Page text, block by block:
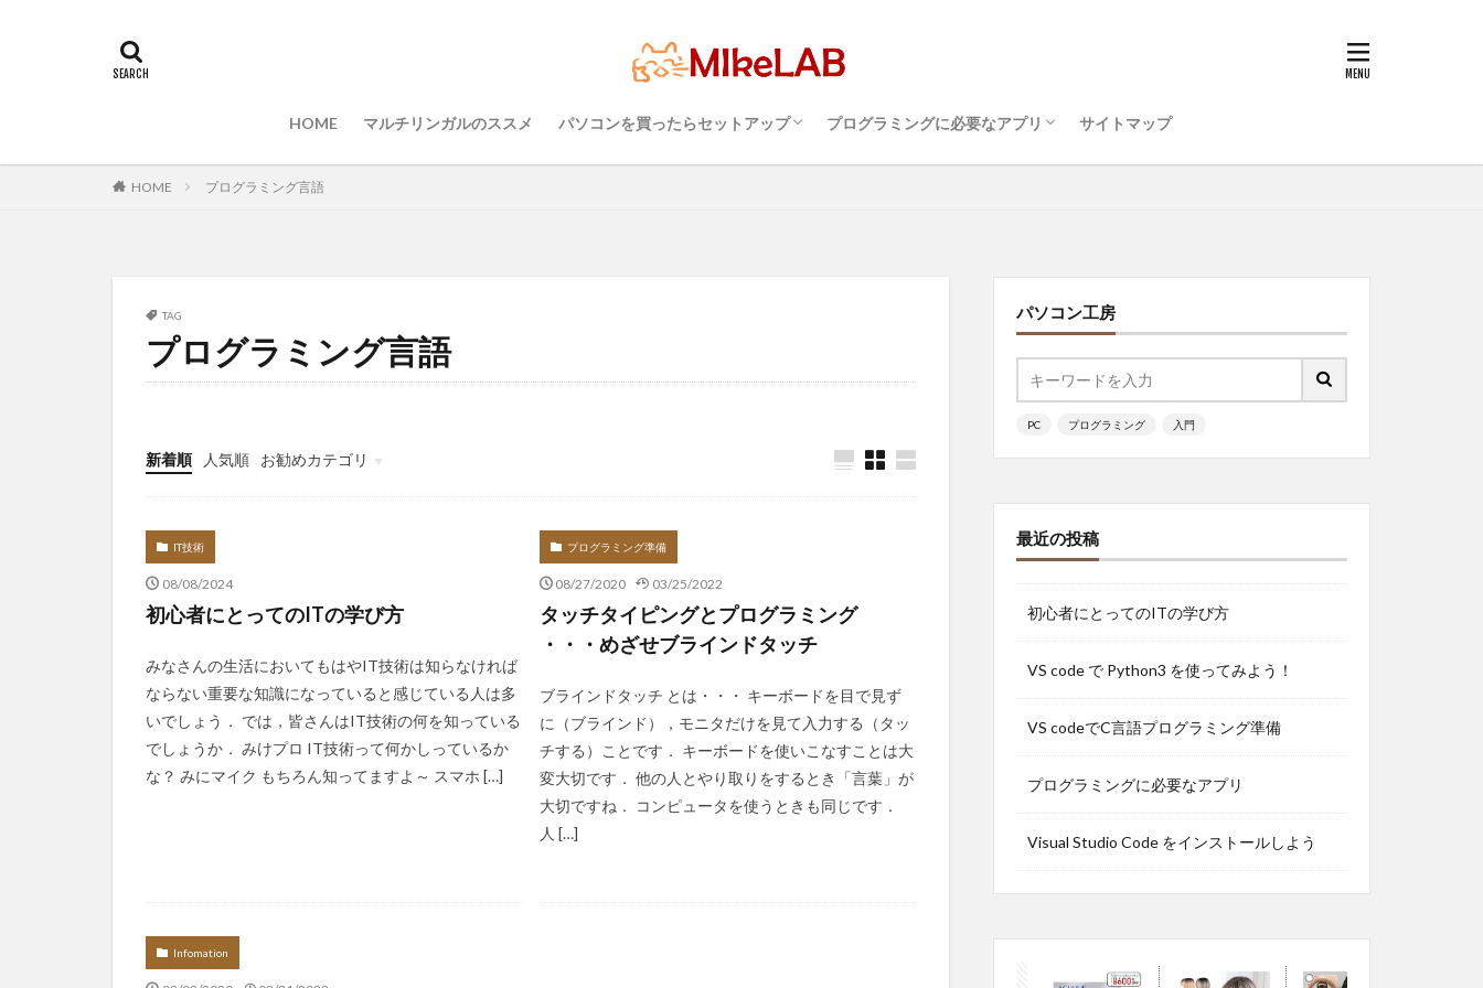
HOME マルチリンガルのススメ パソコンを買ったらセットアップ
超初心者のパソコンの選び方（３）・・・知
超初心者のパソコンの選び方（１）・・・
超初心者のパソコンの選び方（２）・・・快
プログラミングに必要なアプリ
プログラミングを行うためのコンピュータ環
パソコンのセキュリティ対策を行おう
Visual Studio Code をインストールしよう
タッチタイピングとプログラミング ・・・
サイトマップ
HOME プログラミング言語
TAG
プログラミング言語
新着順 人気順
お勧めカテゴリ
Infomation
IT技術
08/08/2024
初心者にとってのITの学び方
みなさんの生活においてもはやIT技術は知らなければ
ならない重要な知識になっていると感じている人は多
いでしょう． では，皆さんはIT技術の何を知っている
でしょうか． みけプロ IT技術って何かしっているか
な？ みにマイク もちろん知ってますよ～ スマホ […]
プログラミング準備
08/27/2020 03/25/2022
タッチタイピングとプログラミング
・・・めざせブラインドタッチ
ブラインドタッチ とは・・・ キーボードを目で見ず
に（ブラインド），モニタだけを見て入力する（タッ
チする）ことです． キーボードを使いこなすことは大
変大切です． 他の人とやり取りをするとき「言葉」が
大切ですね． コンピュータを使うときも同じです．
人 […]
Infomation
パソコン工房
PC プログラミング 入門
最近の投稿
初心者にとってのITの学び方
VS code で Python3 を使ってみよう！
VS codeでC言語プログラミング準備
プログラミングに必要なアプリ
Visual Studio Code をインストールしよう
っておこうスペック
Windows？それとも Mac？
適に使うためのPC性能選び 境
めざせブラインドタッチ
Visual Studio Code LAN IDE インストール